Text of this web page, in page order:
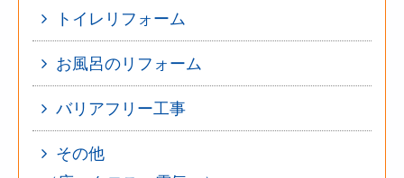
トイレリフォーム
お風呂のリフォーム
バリアフリー工事
その他